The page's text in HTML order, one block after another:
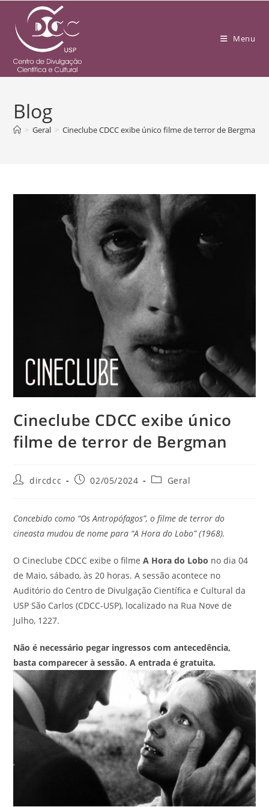
Menu
Blog
> Geral > Cineclube CDCC exibe único filme de terror de Bergman
Cineclube CDCC exibe único
filme de terror de Bergman
dircdcc 02/05/2024 Geral
Concebido como “Os Antropófagos”, o filme de terror do
cineasta mudou de nome para “A Hora do Lobo” (1968).
O Cineclube CDCC exibe o filmeA Hora do Lobo no dia 04
de Maio, sábado, às 20 horas. A sessão acontece no
Auditório do Centro de Divulgação Científica e Cultural da
USP São Carlos (CDCC-USP), localizado na Rua Nove de
Julho, 1227.
Não é necessário pegar ingressos com antecedência,
basta comparecer à sessão. A entrada é gratuita.